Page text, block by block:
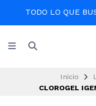
QUE BUSCAS A
Inicio
CLOROGEL